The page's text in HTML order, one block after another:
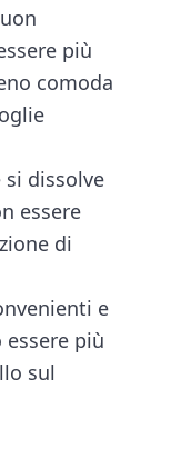
più
comoda
si dissolve
essere
di
e
più
sul